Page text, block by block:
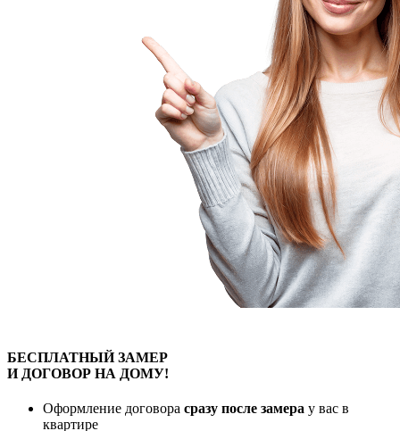
БЕСПЛАТНЫЙЗАМЕР
И ДОГОВОР НА ДОМУ!
Оформление договора сразу после замера у вас в
квартире